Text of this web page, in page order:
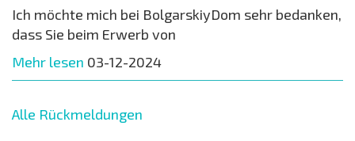
Ich möchte mich bei BolgarskiyDom sehr bedanken,
dass Sie beim Erwerb von
Mehr lesen 03-12-2024
Alle Rückmeldungen